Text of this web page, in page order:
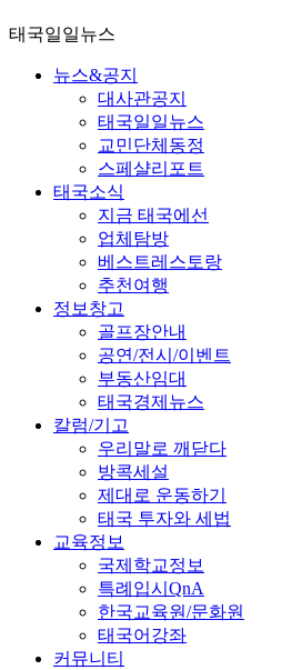
태국일일뉴스
뉴스&공지
대사관공지
태국일일뉴스
교민단체동정
스페샬리포트
태국소식
지금 태국에선
업체탐방
베스트레스토랑
추천여행
정보창고
골프장안내
공연/전시/이벤트
부동산임대
태국경제뉴스
칼럼/기고
우리말로 깨닫다
방콕세설
제대로 운동하기
태국 투자와 세법
교육정보
국제학교정보
특례입시QnA
한국교육원/문화원
태국어강좌
커뮤니티